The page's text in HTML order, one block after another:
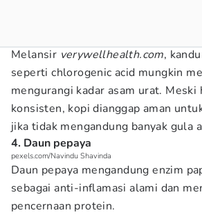
Melansir verywellhealth.com,
seperti chlorogenic acid mungkin
mengurangi kadar asam urat.
konsisten, kopi dianggap aman
jika tidak mengandung banyak gula
4. Daun pepaya
pexels.com/Navindu Shavinda
Daun pepaya mengandung enzim
sebagai anti-inflamasi alami dan
pencernaan protein.